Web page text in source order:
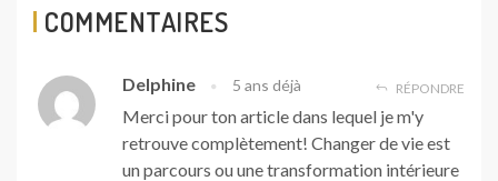
COMMENTAIRES
Delphine 5 ans déjà RÉPONDRE
Merci pour ton article dans lequel je m'y
retrouve complètement! Changer de vie est
un parcours ou une transformation intérieure